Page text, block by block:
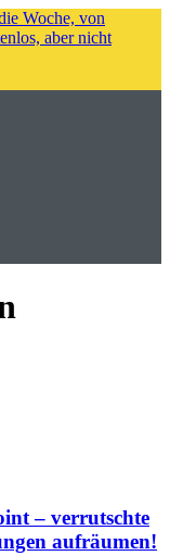
– verrutschte
aufräumen!